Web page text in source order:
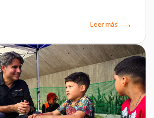
Leer más